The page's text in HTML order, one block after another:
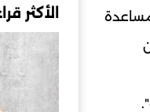
كان
الأكثر